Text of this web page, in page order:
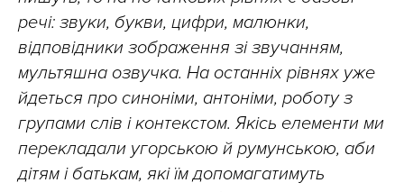
речі: звуки, букви, цифри, малюнки,
відповідники зображення зі звучанням,
мультяшна озвучка. На останніх рівнях уже
йдеться про синоніми, антоніми, роботу з
групами слів і контекстом. Якісь елементи ми
перекладали угорською й румунською, аби
дітям і батькам, які їм допомагатимуть